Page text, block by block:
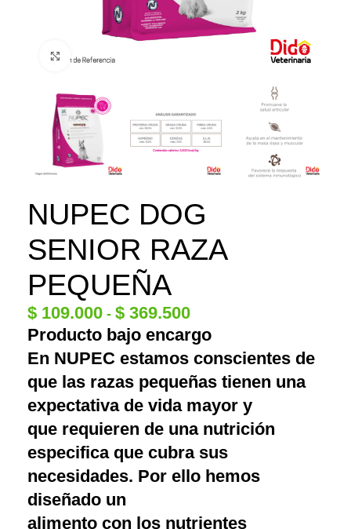
Click to enlarge
NUPEC DOG
SENIOR RAZA
PEQUEÑA
$ 109.000 - $ 369.500
Producto bajo encargo
En NUPEC estamos conscientes de
que las razas pequeñas tienen una
expectativa de vida mayor y
que requieren de una nutrición
especifica que cubra sus
necesidades. Por ello hemos
diseñado un
alimento con los nutrientes